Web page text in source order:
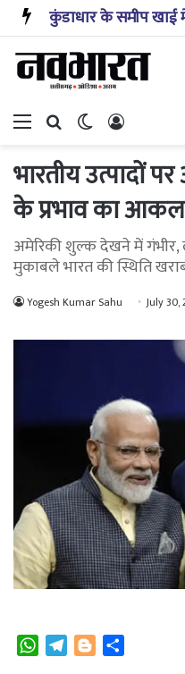
Menu Search forSwitch skin
भारतीय उत्पादों
के प्रभाव का
अमेरिकी शुल्क देखने में
मुकाबले भारत की स्थिति
Yogesh Kumar Sahu July 30,
W
T
B